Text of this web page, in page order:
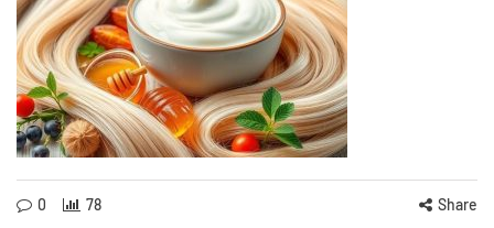
0 78 Share